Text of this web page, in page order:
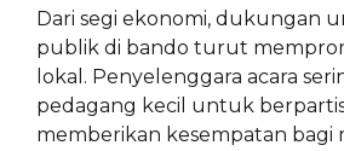
Dari segi ekonomi, dukungan
publik di bando turut
lokal. Penyelenggara acara
pedagang kecil untuk
memberikan kesempatan